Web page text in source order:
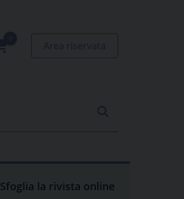
Sfoglia la rivista online